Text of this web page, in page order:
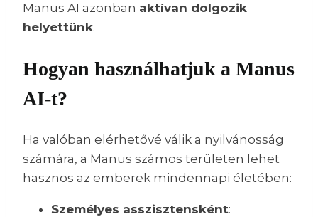
Manus AI azonban aktívan dolgozik
helyettünk.
Hogyan használhatjuk a Manus
AI-t?
Ha valóban elérhetővé válik a nyilvánosság
számára, a Manus számos területen lehet
hasznos az emberek mindennapi életében:
Személyes asszisztensként: